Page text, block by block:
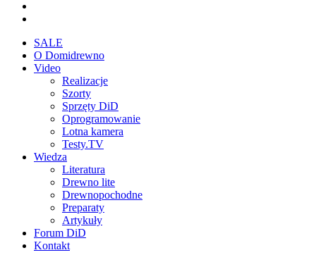
SALE
O Domidrewno
Video
Realizacje
Szorty
Sprzęty DiD
Oprogramowanie
Lotna kamera
Testy.TV
Wiedza
Literatura
Drewno lite
Drewnopochodne
Preparaty
Artykuły
Forum DiD
Kontakt